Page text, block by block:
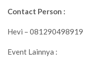
Contact Person :
Hevi – 081290498919
Event Lainnya :